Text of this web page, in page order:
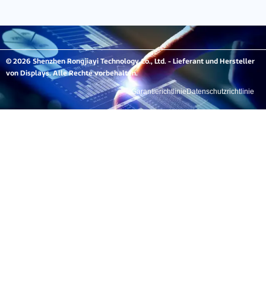
© 2026 Shenzhen Rongjiayi Technology Co., Ltd. - Lieferant und Hersteller
von Displays. Alle Rechte vorbehalten.
Datenschutzrichtlinie
Garantierichtlinie